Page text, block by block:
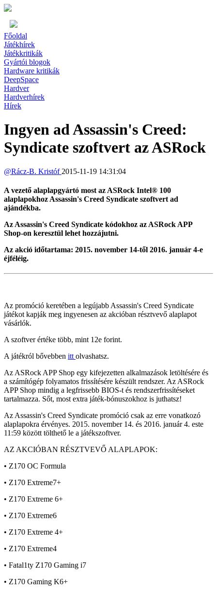
Főoldal
Játékhírek
Játékkritikák
Gyártói blogok
Hardware kritikák
DeepSpace
Hardver
Hardverhírek
Hírek
Ingyen ad Assassin's Creed:
Syndicate szoftvert az ASRock
@Rácz-B. Kristóf 2015-11-19 14:31:04
A vezető alaplapgyártó most az ASRock Intel® 100
alaplapokhoz Assassin's Creed Syndicate szoftvert ad
ajándékba.
Az Assassin's Creed Syndicate kódokhoz az ASRock APP
Shop-on keresztül lehet hozzájutni.
Az akció időtartama: 2015. november 14-től 2016. január 4-e
éjféléig.
Az promóció keretében a legújabb Assassin's Creed Syndicate
játékot kapják meg ingyenesen az akcióban résztvevő alaplapot
vásárlók.
A szoftver értéke több, mint 12e forint.
A játékról bővebben itt olvashatsz.
Az ASRock APP Shop egy kifejezetten alkalmazások letöltésére és
a számítógép folyamatos frissítésére készült rendszer. Az ASRock
APP Shop mindig a legfrissebb BIOS-t és rendszerfrissítéseket
tartalmazza. Sőt, most extra játék-bónuszokhoz is juthatsz!
Az Assassin's Creed Syndicate promóció csak az erre vonatkozó
alaplapokra érvényes. 2015. november 14. és 2016. január 4. este
11:59 között tölthető le a játékszoftver.
AZ AKCIÓBAN RÉSZTVEVŐ ALAPLAPOK:
• Z170 OC Formula
• Z170 Extreme7+
• Z170 Extreme 6+
• Z170 Extreme6
• Z170 Extreme 4+
• Z170 Extreme4
• Fatal1ty Z170 Gaming i7
• Z170 Gaming K6+